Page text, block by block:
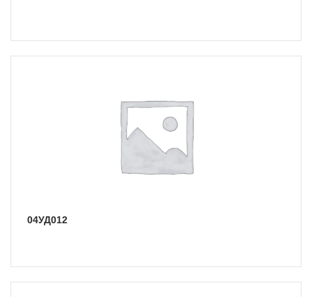
04УД012